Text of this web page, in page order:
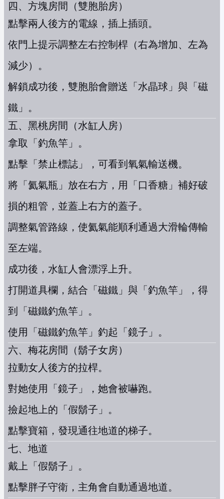
四、方塊房間（雙胞胎房）
點擊兩人後方的電線，插上插頭。
依門上提示調整左右控制桿（右為增加、左為
減少）。
解鎖成功後，雙胞胎會贈送「水晶球」與「磁
鐵」。
五、黑桃房間（水缸人房）
拿取「釣魚竿」。
點擊「禁止標誌」，可看到氧氣輸送機。
將「氦氣瓶」放在右方，用「口香糖」補好破
損的粗管，並蓋上右方的蓋子。
調整氣管路線，使氦氣能順利通過大滑輪傳輸
至左端。
成功後，水缸人會漂浮上升。
打開道具欄，結合「磁鐵」與「釣魚竿」，得
到「磁鐵釣魚竿」。
使用「磁鐵釣魚竿」釣起「鏡子」。
六、梅花房間（鬍子女房）
拉動女人後方的拉桿。
對她使用「鏡子」，她會被嚇跑。
撿起地上的「假鬍子」。
點擊寶箱，發現通往地道的梯子。
七、地道
戴上「假鬍子」。
點擊胖子守衛，主角會自動通過地道。